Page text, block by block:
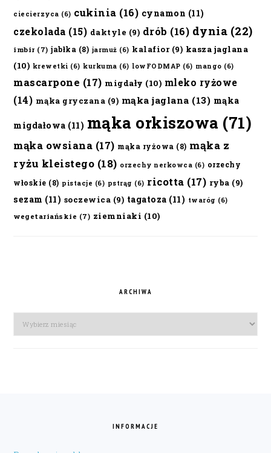
ciecierzyca (6) cukinia (16) cynamon (11)
czekolada (15) daktyle (9) drób (16) dynia (22)
imbir (7) jabłka (8) jarmuż (6) kalafior(9) kasza jaglana
(10) krewetki (6) kurkuma (6) lowFODMAP (6) mango (6)
mascarpone (17) migdały (10) mleko ryżowe
(14) mąka gryczana (9) mąka jaglana (13) mąka
migdałowa (11) mąka orkiszowa (71)
mąka owsiana (17) mąka ryżowa (8) mąka z
ryżu kleistego (18) orzechy nerkowca (6) orzechy
włoskie (8) pistacje (6) pstrąg (6) ricotta (17) ryba (9)
sezam (11) soczewica (9) tagatoza (11) twaróg (6)
wegetariańskie (7) ziemniaki (10)
ARCHIWA
Archiwa
INFORMACJE